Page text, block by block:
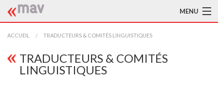
MENU
ACCUEIL
LA MAV
BIBLIOTHÈQUE
ACCUEIL TRADUCTEURS & COMITÉS LINGUISTIQUES
TRADUCTEURS & COMITÉS
LINGUISTIQUES